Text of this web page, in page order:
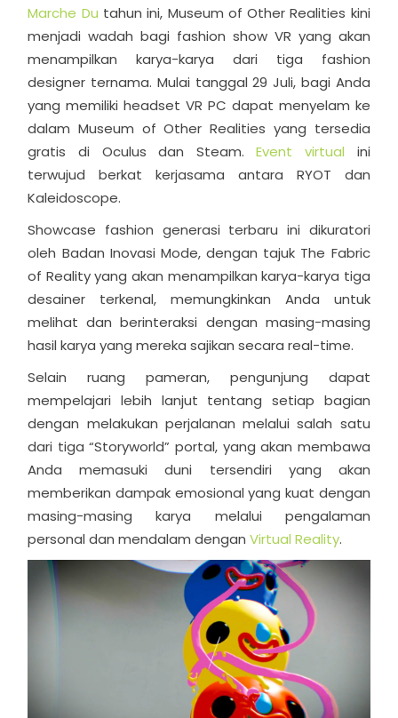
Marche Du tahun ini, Museum of Other Realities kini
menjadi wadah bagi fashion show VR yang akan
menampilkan karya-karya dari tiga fashion
designer ternama. Mulai tanggal 29 Juli, bagi Anda
yang memiliki headset VR PC dapat menyelam ke
dalam Museum of Other Realities yang tersedia
gratis di Oculus dan Steam.Event virtual ini
terwujud berkat kerjasama antara RYOT dan
Kaleidoscope.
Showcase fashion generasi terbaru ini dikuratori
oleh Badan Inovasi Mode, dengan tajuk The Fabric
of Reality yang akan menampilkan karya-karya tiga
desainer terkenal, memungkinkan Anda untuk
melihat dan berinteraksi dengan masing-masing
hasil karya yang mereka sajikan secara real-time.
Selain ruang pameran, pengunjung dapat
mempelajari lebih lanjut tentang setiap bagian
dengan melakukan perjalanan melalui salah satu
dari tiga “Storyworld” portal, yang akan membawa
Anda memasuki duni tersendiri yang akan
memberikan dampak emosional yang kuat dengan
masing-masing karya melalui pengalaman
personal dan mendalam denganVirtual Reality.